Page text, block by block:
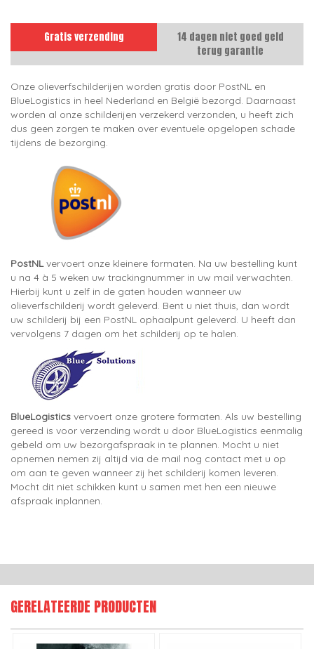
Gratis verzending
14 dagen niet goed geld
terug garantie
Onze olieverfschilderijen worden gratis door PostNL en
BlueLogistics in heel Nederland en België bezorgd. Daarnaast
worden al onze schilderijen verzekerd verzonden, u heeft zich
dus geen zorgen te maken over eventuele opgelopen schade
tijdens de bezorging.
PostNLvervoert onze kleinere formaten. Na uw bestelling kunt
u na 4 à 5 weken uw trackingnummer in uw mail verwachten.
Hierbij kunt u zelf in de gaten houden wanneer uw
olieverfschilderij wordt geleverd. Bent u niet thuis, dan wordt
uw schilderij bij een PostNL ophaalpunt geleverd. U heeft dan
vervolgens 7 dagen om het schilderij op te halen.
BlueLogistics vervoert onze grotere formaten. Als uw bestelling
gereed is voor verzending wordt u door BlueLogistics eenmalig
gebeld om uw bezorgafspraak in te plannen. Mocht u niet
opnemen nemen zij altijd via de mail nog contact met u op
om aan te geven wanneer zij het schilderij komen leveren.
Mocht dit niet schikken kunt u samen met hen een nieuwe
afspraak inplannen.
GERELATEERDE PRODUCTEN